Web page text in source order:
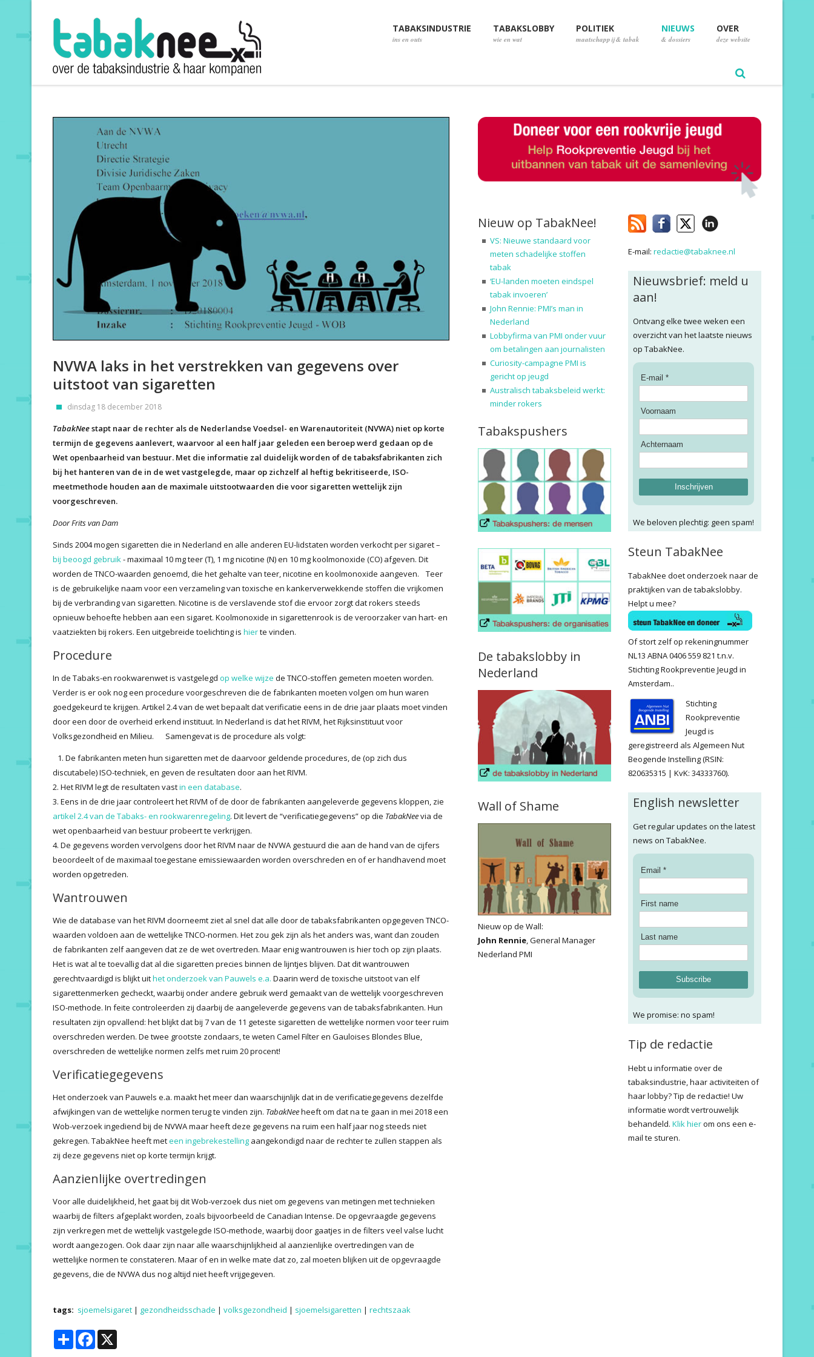
TABAKSINDUSTRIE
ins en outs
TABAKSLOBBY
wie en wat
POLITIEK
maatschappij & tabak
NIEUWS
& dossiers
OVER
deze website
NVWA laks in het verstrekken van gegevens over
uitstoot van sigaretten
dinsdag 18 december 2018
TabakNeestapt naar de rechter als de Nederlandse Voedsel- en Warenautoriteit (NVWA) niet op korte
termijn de gegevens aanlevert, waarvoor al een half jaar geleden een beroep werd gedaan op de
Wet openbaarheid van bestuur. Met die informatie zal duidelijk worden of de tabaksfabrikanten zich
bij het hanteren van de in de wet vastgelegde, maar op zichzelf al heftig bekritiseerde, ISO-
meetmethode houden aan de maximale uitstootwaarden die voor sigaretten wettelijk zijn
voorgeschreven.
Door Frits van Dam
Sinds 2004 mogen sigaretten die in Nederland en alle anderen EU-lidstaten worden verkocht per sigaret –
bij beoogd gebruik- maximaal 10 mg teer (T), 1 mg nicotine (N) en 10 mg koolmonoxide (CO) afgeven. Dit
worden de TNCO-waarden genoemd, die het gehalte van teer, nicotine en koolmonoxide aangeven. Teer
is de gebruikelijke naam voor een verzameling van toxische en kankerverwekkende stoffen die vrijkomen
bij de verbranding van sigaretten. Nicotine is de verslavende stof die ervoor zorgt dat rokers steeds
opnieuw behoefte hebben aan een sigaret. Koolmonoxide in sigarettenrook is de veroorzaker van hart- en
vaatziekten bij rokers. Een uitgebreide toelichting is hierte vinden.
Procedure
In de Tabaks-en rookwarenwet is vastgelegd op welke wijze de TNCO-stoffen gemeten moeten worden.
Verder is er ook nog een procedure voorgeschreven die de fabrikanten moeten volgen om hun waren
goedgekeurd te krijgen. Artikel 2.4 van de wet bepaalt dat verificatie eens in de drie jaar plaats moet vinden
door een door de overheid erkend instituut. In Nederland is dat het RIVM, het Rijksinstituut voor
Volksgezondheid en Milieu. Samengevat is de procedure als volgt:
1. De fabrikanten meten hun sigaretten met de daarvoor geldende procedures, de (op zich dus
discutabele) ISO-techniek, en geven de resultaten door aan het RIVM.
2. Het RIVM legt de resultaten vastin een database.
3. Eens in de drie jaar controleert het RIVM of de door de fabrikanten aangeleverde gegevens kloppen, zie
artikel 2.4 van de Tabaks- en rookwarenregeling. Dit levert de “verificatiegegevens” op die TabakNeevia de
wet openbaarheid van bestuur probeert te verkrijgen.
4. De gegevens worden vervolgens door het RIVM naar de NVWA gestuurd die aan de hand van de cijfers
beoordeelt of de maximaal toegestane emissiewaarden worden overschreden en of er handhavend moet
worden opgetreden.
Wantrouwen
Wie de database van het RIVM doorneemt ziet al snel dat alle door de tabaksfabrikanten opgegeven TNCO-
waarden voldoen aan de wettelijke TNCO-normen. Het zou gek zijn als het anders was, want dan zouden
de fabrikanten zelf aangeven dat ze de wet overtreden. Maar enig wantrouwen is hier toch op zijn plaats.
Het is wat al te toevallig dat al die sigaretten precies binnen de lijntjes blijven. Dat dit wantrouwen
gerechtvaardigd is blijkt uithet onderzoek van Pauwels e.a. Daarin werd de toxische uitstoot van elf
sigarettenmerken gecheckt, waarbij onder andere gebruik werd gemaakt van de wettelijk voorgeschreven
ISO-methode. In feite controleerden zij daarbij de aangeleverde gegevens van de tabaksfabrikanten. Hun
resultaten zijn opvallend: het blijkt dat bij 7 van de 11 geteste sigaretten de wettelijke normen voor teer ruim
overschreden werden. De twee grootste zondaars, te weten Camel Filter en Gauloises Blondes Blue,
overschreden de wettelijke normen zelfs met ruim 20 procent!
Verificatiegegevens
Het onderzoek van Pauwels e.a. maakt het meer dan waarschijnlijk dat in de verificatiegegevens dezelfde
afwijkingen van de wettelijke normen terug te vinden zijn. TabakNeeheeft om dat na te gaan in mei 2018 een
Wob-verzoek ingediend bij de NVWA maar heeft deze gegevens na ruim een half jaar nog steeds niet
gekregen. TabakNee heeft meteen ingebrekestelling aangekondigd naar de rechter te zullen stappen als
zij deze gegevens niet op korte termijn krijgt.
Aanzienlijke overtredingen
Voor alle duidelijkheid, het gaat bij dit Wob-verzoek dus niet om gegevens van metingen met technieken
waarbij de filters afgeplakt worden, zoals bijvoorbeeld de Canadian Intense. De opgevraagde gegevens
zijn verkregen met de wettelijk vastgelegde ISO-methode, waarbij door gaatjes in de filters veel valse lucht
wordt aangezogen. Ook daar zijn naar alle waarschijnlijkheid al aanzienlijke overtredingen van de
wettelijke normen te constateren. Maar of en in welke mate dat zo, zal moeten blijken uit de opgevraagde
gegevens, die de NVWA dus nog altijd niet heeft vrijgegeven.
tags: sjoemelsigaret | gezondheidsschade | volksgezondheid | sjoemelsigaretten | rechtszaak
Share Facebook
Nieuw op TabakNee!
VS: Nieuwe standaard voor
meten schadelijke stoffen
tabak
‘EU-landen moeten eindspel
tabak invoeren’
John Rennie: PMI’s man in
Nederland
Lobbyfirma van PMI onder vuur
om betalingen aan journalisten
Curiosity-campagne PMI is
gericht op jeugd
Australisch tabaksbeleid werkt:
minder rokers
Tabakspushers
De tabakslobby in
Nederland
Wall of Shame
Nieuw op de Wall:
John Rennie, General Manager
Nederland PMI
E-mail:redactie@tabaknee.nl
Nieuwsbrief: meld u
aan!
Ontvang elke twee weken een
overzicht van het laatste nieuws
op TabakNee.
E-mail *
Voornaam
Achternaam
Inschrijven
We beloven plechtig: geen spam!
Steun TabakNee
TabakNee doet onderzoek naar de
praktijken van de tabakslobby.
Helpt u mee?
Of stort zelf op rekeningnummer
NL13 ABNA 0406 559 821 t.n.v.
Stichting Rookpreventie Jeugd in
Amsterdam..
Stichting
Rookpreventie
Jeugd is
geregistreerd als Algemeen Nut
Beogende Instelling (RSIN:
820635315 | KvK: 34333760).
English newsletter
Get regular updates on the latest
news on TabakNee.
Email *
First name
Last name
Subscribe
We promise: no spam!
Tip de redactie
Hebt u informatie over de
tabaksindustrie, haar activiteiten of
haar lobby? Tip de redactie! Uw
informatie wordt vertrouwelijk
behandeld.Klik hierom ons een e-
mail te sturen.